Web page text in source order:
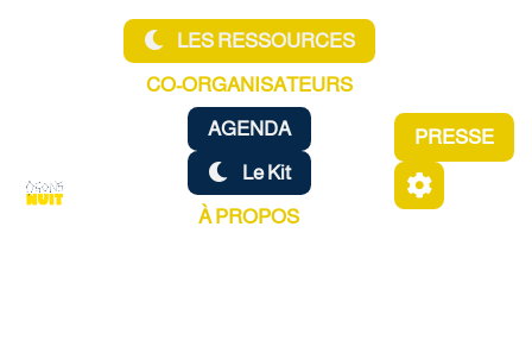
Aller au contenu principal
LES RESSOURCES
CO-ORGANISATEURS
AGENDA
Le Kit
À PROPOS
PRESSE